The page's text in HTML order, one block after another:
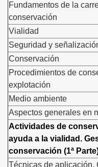
Fundamentos de la
conservación
Vialidad
Seguridad y
Conservación
Procedimientos de
explotación
Medio ambiente
Aspectos generales en
Actividades de
ayuda a la vialidad.
conservación (1ª
Técnicas de aplicación.